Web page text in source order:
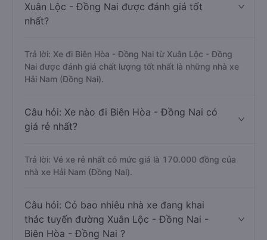
Xuân Lộc - Đồng Nai được đánh giá tốt
nhất?
Trả lời: Xe đi Biên Hòa - Đồng Nai từ Xuân Lộc - Đồng
Nai được đánh giá chất lượng tốt nhất là những nhà xe
Hải Nam (Đồng Nai).
Câu hỏi: Xe nào đi Biên Hòa - Đồng Nai có
giá rẻ nhất?
Trả lời: Vé xe rẻ nhất có mức giá là 170.000 đồng của
nhà xe Hải Nam (Đồng Nai).
Câu hỏi: Có bao nhiêu nhà xe đang khai
thác tuyến đường Xuân Lộc - Đồng Nai -
Biên Hòa - Đồng Nai ?